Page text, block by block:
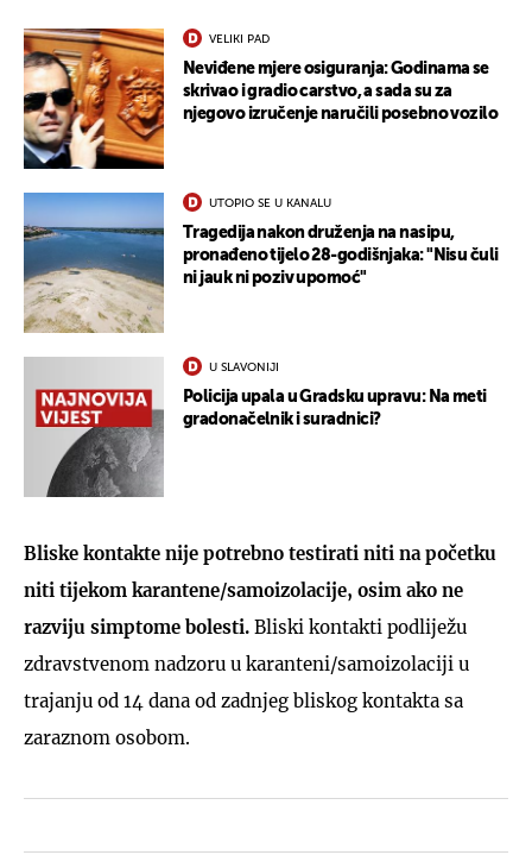
VELIKI PAD
Neviđene mjere osiguranja: Godinama se
skrivao i gradio carstvo, a sada su za
njegovo izručenje naručili posebno vozilo
UTOPIO SE U KANALU
Tragedija nakon druženja na nasipu,
pronađeno tijelo 28-godišnjaka: "Nisu čuli
ni jauk ni poziv upomoć"
U SLAVONIJI
Policija upala u Gradsku upravu: Na meti
gradonačelnik i suradnici?
Bliske kontakte nije potrebno testirati niti na početku
niti tijekom karantene/samoizolacije, osim ako ne
razviju simptome bolesti. Bliski kontakti podliježu
zdravstvenom nadzoru u karanteni/samoizolaciji u
trajanju od 14 dana od zadnjeg bliskog kontakta sa
zaraznom osobom.